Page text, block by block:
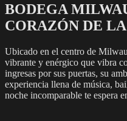
BODEGA
CORAZÓN DE
Ubicado en el centro de
vibrante y enérgico que vibra
ingresas por sus puertas, su
experiencia llena de música,
noche incomparable te espera